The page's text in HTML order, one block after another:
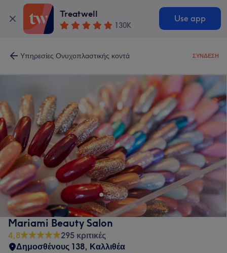
Treatwell
130K
Use app
Υπηρεσίες Ονυχοπλαστικής κοντά ΣΎΝΔΕΣΗ
Mariami Beauty Salon
4,8
295 κριτικές
Δημοσθένους 138, Καλλιθέα